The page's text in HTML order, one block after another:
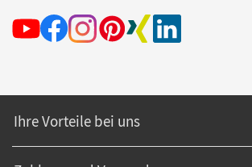
Ihre Vorteile bei uns